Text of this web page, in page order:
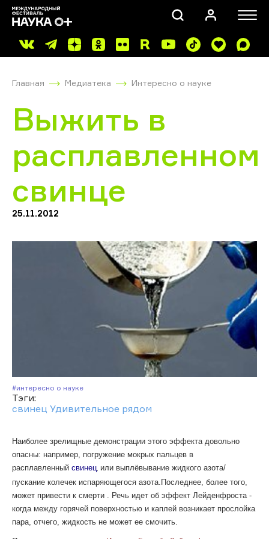
ПОИСК
Главная Медиатека Интересно о науке
Выжить в
расплавленном
свинце
25.11.2012
#Интересно о науке
Тэги:
свинец Удивительное рядом
Наиболее зрелищные демонстрации этого эффекта довольно
опасны: например, погружение мокрых пальцев в
расплавленный свинец или выплёвывание жидкого азота/
пускание колечек испаряющегося азота. Последнее, более того,
может привести к смерти . Речь идет об эффект Лейденфроста -
когда между горячей поверхностью и каплей возникает прослойка
пара, отчего, жидкость не может ее смочить.